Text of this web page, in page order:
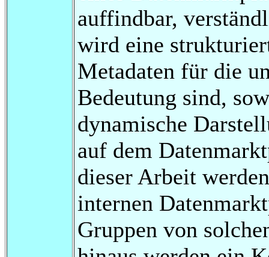
auffindbar,
wird eine
Metadaten für die
Bedeutung sind,
dynamische
auf dem
dieser Arbeit
internen
Gruppen von